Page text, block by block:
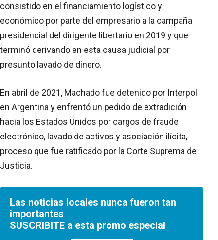
consistido en el financiamiento logístico y
económico por parte del empresario a la campaña
presidencial del dirigente libertario en 2019 y que
terminó derivando en esta causa judicial por
presunto lavado de dinero.
En abril de 2021, Machado fue detenido por Interpol
en Argentina y enfrentó un pedido de extradición
hacia los Estados Unidos por cargos de fraude
electrónico, lavado de activos y asociación ilícita,
proceso que fue ratificado por la Corte Suprema de
Justicia.
Las noticias locales nunca fueron tan
importantes
SUSCRIBITE a esta promo especial